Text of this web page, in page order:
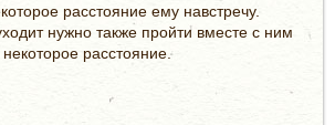
расстояние ему навстречу.
нужно также пройти вместе с ним
некоторое расстояние.